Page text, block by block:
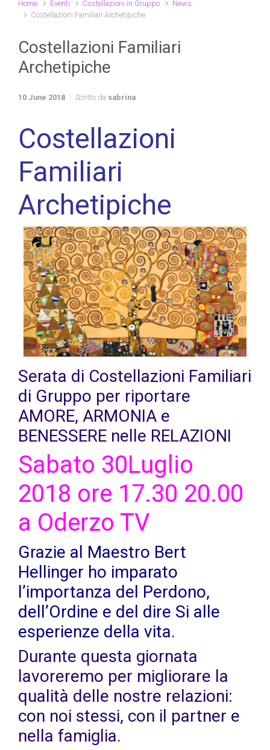
Home Eventi Costellazioni in Gruppo
News
Costellazioni Familiari Archetipiche
Costellazioni Familiari
Archetipiche
10 June 2018 Scritto da sabrina
Costellazioni
Familiari
Archetipiche
Serata di Costellazioni Familiari
di Gruppo per riportare
AMORE, ARMONIA e
BENESSERE nelle RELAZIONI
Sabato 30Luglio
2018 ore 17.30 20.00
a Oderzo TV
Grazie al Maestro Bert
Hellinger ho imparato
l’importanza del Perdono,
dell’Ordine e del dire Si alle
esperienze della vita.
Durante questa giornata
lavoreremo per migliorare la
qualità delle nostre relazioni:
con noi stessi, con il partner e
nella famiglia.